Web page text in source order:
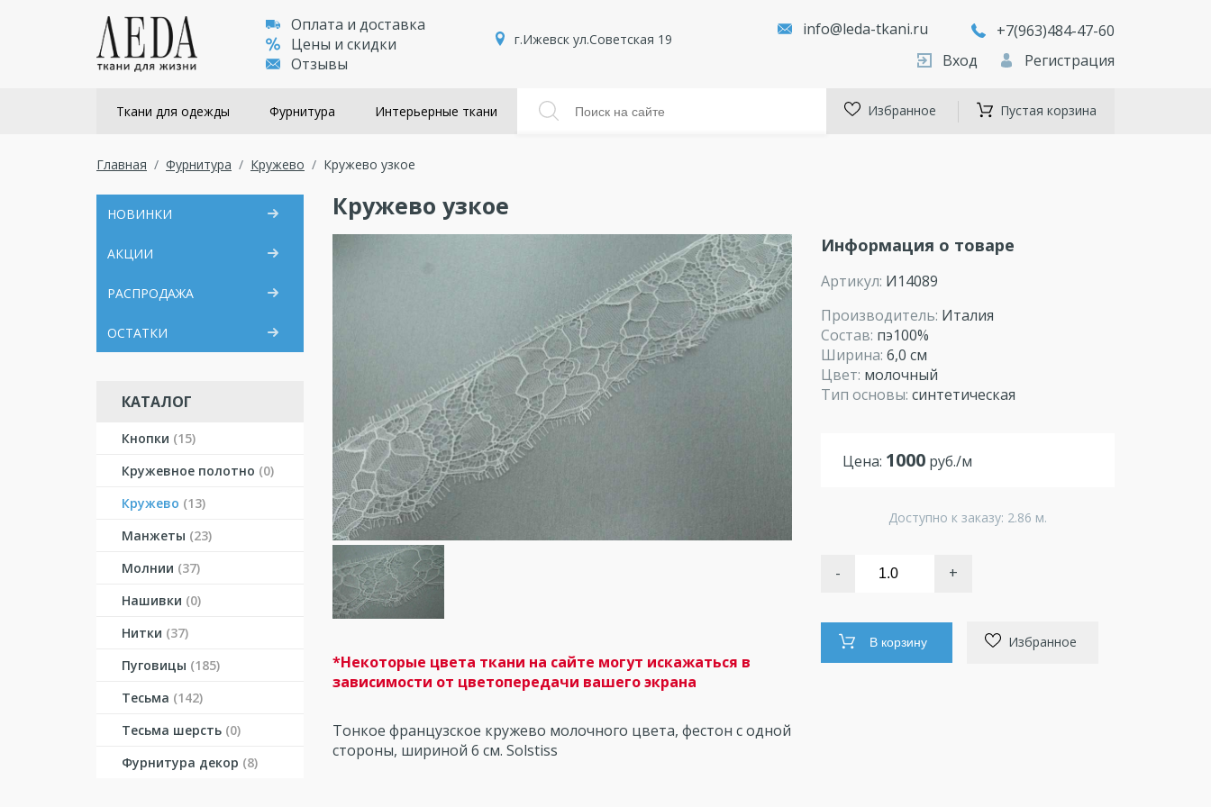
Оплата и доставка
Цены и скидки
Отзывы
г.Ижевск ул.Советская 19
info@leda-tkani.ru
+7(963)484-47-60
Вход
Регистрация
Ткани для одежды Фурнитура Интерьерные ткани Избранное Пустая корзина
Главная Фурнитура Кружево Кружево узкое
НОВИНКИ
АКЦИИ
РАСПРОДАЖА
ОСТАТКИ
КАТАЛОГ
Кнопки (15)
Кружевное полотно (0)
Кружево (13)
Манжеты (23)
Молнии (37)
Нашивки (0)
Нитки (37)
Пуговицы (185)
Тесьма (142)
Тесьма шерсть (0)
Фурнитура декор (8)
Кружево узкое
*Некоторые цвета ткани на сайте могут искажаться в
зависимости от цветопередачи вашего экрана
Тонкое французское кружево молочного цвета, фестон с одной
стороны, шириной 6 см. Solstiss
Информация о товаре
Артикул: И14089
Производитель: Италия
Состав: пэ100%
Ширина:6,0 см
Цвет: молочный
Тип основы:синтетическая
Цена: 1000 руб./м
Доступно к заказу: 2.86 м.
- +
В корзину Избранное